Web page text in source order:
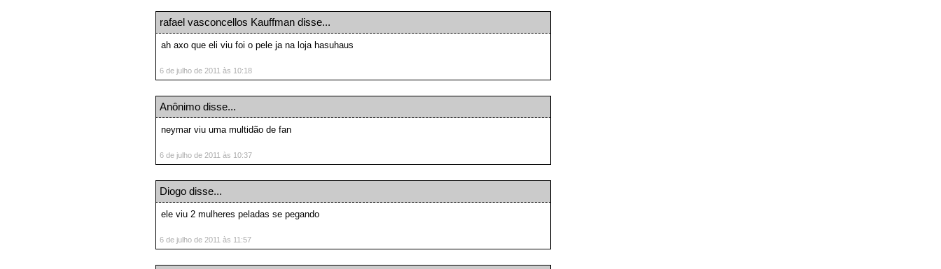
rafael vasconcellos Kauffman disse...
ah axo que eli viu foi o pele ja na loja hasuhaus
6 de julho de 2011 às 10:18
Anônimo disse...
neymar viu uma multidão de fan
6 de julho de 2011 às 10:37
Diogo disse...
ele viu 2 mulheres peladas se pegando
6 de julho de 2011 às 11:57